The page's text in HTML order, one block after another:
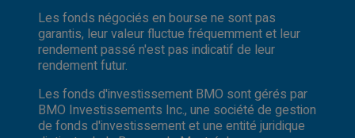
Les fonds négociés en bourse ne sont pas
garantis, leur valeur fluctue fréquemment et leur
rendement passé n'est pas indicatif de leur
rendement futur.
Les fonds d'investissement BMO sont gérés par
BMO Investissements Inc., une société de gestion
de fonds d'investissement et une entité juridique